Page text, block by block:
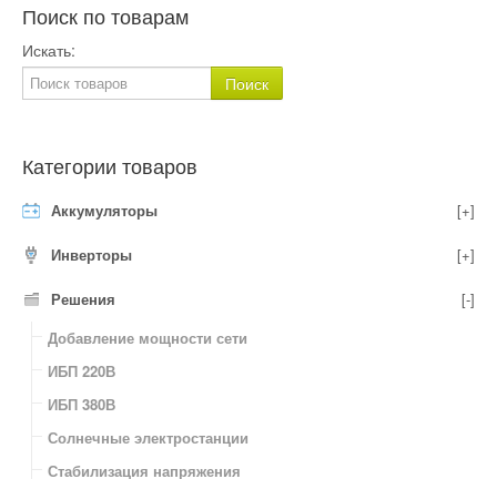
Поиск по товарам
Искать:
Категории товаров
Аккумуляторы [+]
Инверторы [+]
Решения
[-]
Добавление мощности сети
ИБП 220В
ИБП 380В
Солнечные электростанции
Стабилизация напряжения